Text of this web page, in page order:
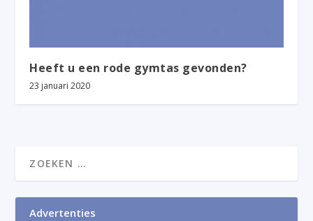
Heeft u een rode gymtas gevonden?
23 januari 2020
Advertenties